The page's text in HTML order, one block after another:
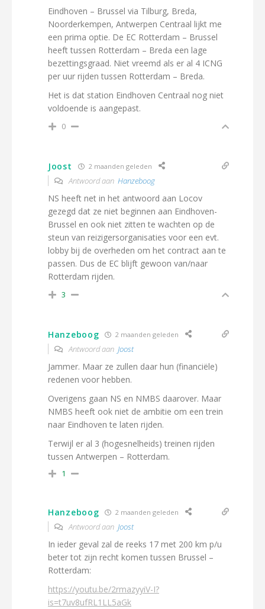
Eindhoven – Brussel via Tilburg, Breda,
Noorderkempen, Antwerpen Centraal lijkt me
een prima optie. De EC Rotterdam – Brussel
heeft tussen Rotterdam – Breda een lage
bezettingsgraad. Niet vreemd als er al 4 ICNG
per uur rijden tussen Rotterdam – Breda.
Het is dat station Eindhoven Centraal nog niet
voldoende is aangepast.
0
Joost 2 maanden geleden
Antwoord aan Hanzeboog
NS heeft net in het antwoord aan Locov
gezegd dat ze niet beginnen aan Eindhoven-
Brussel en ook niet zitten te wachten op de
steun van reizigersorganisaties voor een evt.
lobby bij de overheden om het contract aan te
passen. Dus de EC blijft gewoon van/naar
Rotterdam rijden.
3
Hanzeboog 2 maanden geleden
Antwoord aan Joost
Jammer. Maar ze zullen daar hun (financiële)
redenen voor hebben.
Overigens gaan NS en NMBS daarover. Maar
NMBS heeft ook niet de ambitie om een trein
naar Eindhoven te laten rijden.
Terwijl er al 3 (hogesnelheids) treinen rijden
tussen Antwerpen – Rotterdam.
1
Hanzeboog 2 maanden geleden
Antwoord aan Joost
In ieder geval zal de reeks 17 met 200 km p/u
beter tot zijn recht komen tussen Brussel –
Rotterdam:
https://youtu.be/2rmazyyiV-I?
is=t7uv8ufRL1LL5aGk